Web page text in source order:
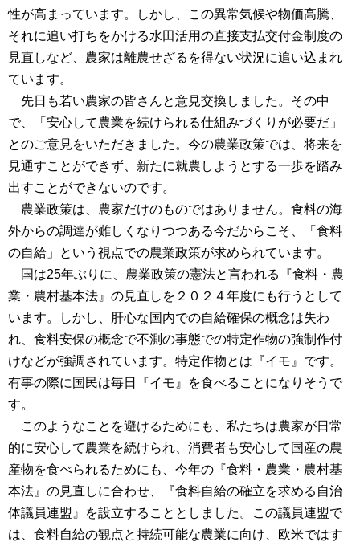
性が高まっています。しかし、この異常気候や物価高騰、
それに追い打ちをかける水田活用の直接支払交付金制度の
見直しなど、農家は離農せざるを得ない状況に追い込まれ
ています。
先日も若い農家の皆さんと意見交換しました。その中
で、「安心して農業を続けられる仕組みづくりが必要だ」
とのご意見をいただきました。今の農業政策では、将来を
見通すことができず、新たに就農しようとする一歩を踏み
出すことができないのです。
農業政策は、農家だけのものではありません。食料の海
外からの調達が難しくなりつつある今だからこそ、「食料
の自給」という視点での農業政策が求められています。
国は25年ぶりに、農業政策の憲法と言われる『食料・農
業・農村基本法』の見直しを２０２４年度にも行うとして
います。しかし、肝心な国内での自給確保の概念は失わ
れ、食料安保の概念で不測の事態での特定作物の強制作付
けなどが強調されています。特定作物とは『イモ』です。
有事の際に国民は毎日『イモ』を食べることになりそうで
す。
このようなことを避けるためにも、私たちは農家が日常
的に安心して農業を続けられ、消費者も安心して国産の農
産物を食べられるためにも、今年の『食料・農業・農村基
本法』の見直しに合わせ、『食料自給の確立を求める自治
体議員連盟』を設立することとしました。この議員連盟で
は、食料自給の観点と持続可能な農業に向け、欧米ではす